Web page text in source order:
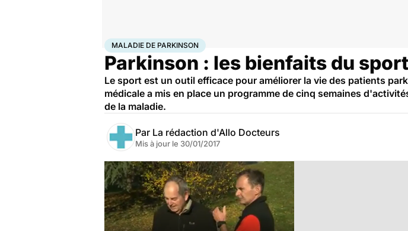
AccueilBien-êtreSport santé Maladie de Parkinson
MALADIE DE PARKINSON
Parkinson : les bienfaits du sport
Le sport est un outil efficace pour améliorer la vie des patients
médicale a mis en place un programme de cinq semaines
de la maladie.
Par La rédaction d'Allo Docteurs
Mis à jour le 30/01/2017